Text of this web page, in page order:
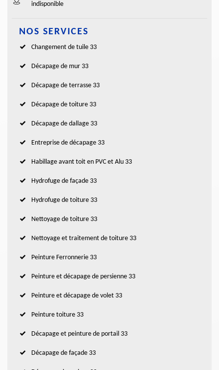
indisponible
NOS SERVICES
Changement de tuile 33
Décapage de mur 33
Décapage de terrasse 33
Décapage de toiture 33
Décapage de dallage 33
Entreprise de décapage 33
Habillage avant toit en PVC et Alu 33
Hydrofuge de façade 33
Hydrofuge de toiture 33
Nettoyage de toiture 33
Nettoyage et traitement de toiture 33
Peinture Ferronnerie 33
Peinture et décapage de persienne 33
Peinture et décapage de volet 33
Peinture toiture 33
Décapage et peinture de portail 33
Décapage de façade 33